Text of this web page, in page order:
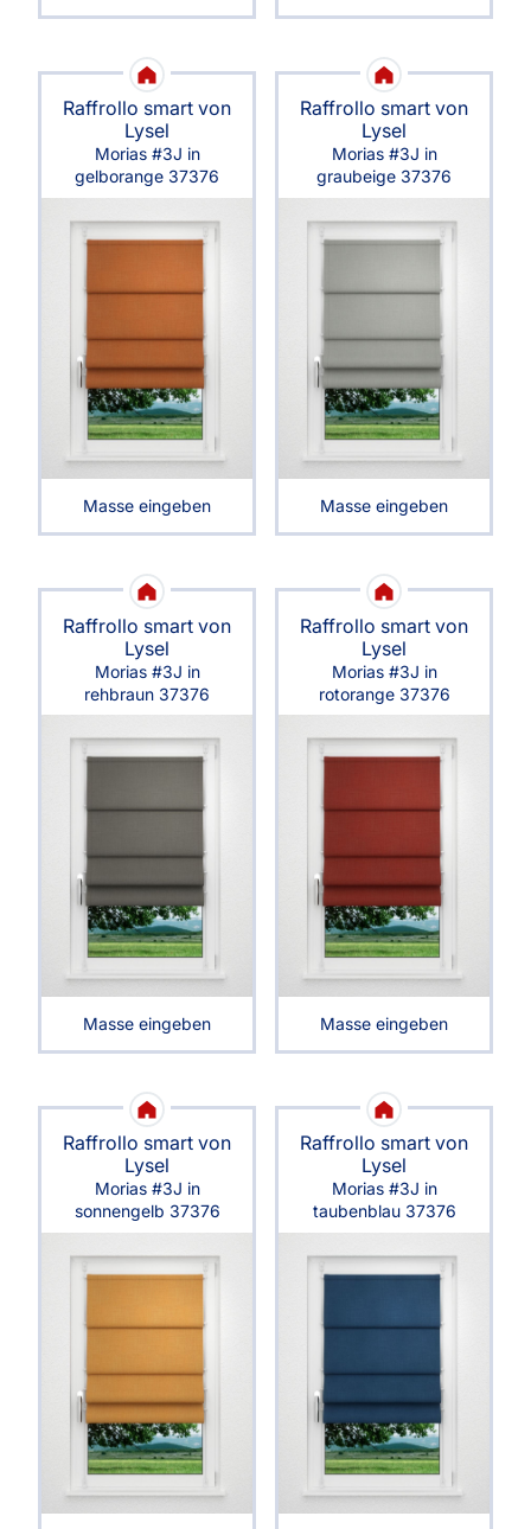
Raffrollo smart von
Lysel
Morias #3J in
gelborange 37376
Masse eingeben
Raffrollo smart von
Lysel
Morias #3J in
graubeige 37376
Masse eingeben
Raffrollo smart von
Lysel
Morias #3J in
rehbraun 37376
Masse eingeben
Raffrollo smart von
Lysel
Morias #3J in
rotorange 37376
Masse eingeben
Raffrollo smart von
Lysel
Morias #3J in
sonnengelb 37376
Raffrollo smart von
Lysel
Morias #3J in
taubenblau 37376